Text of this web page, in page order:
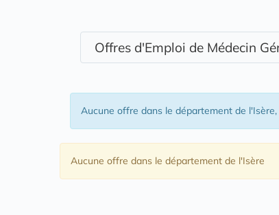
Offres d'Emploi de Médecin
Aucune offre dans le département de l'Isère
Aucune offre dans le département de l'Isère